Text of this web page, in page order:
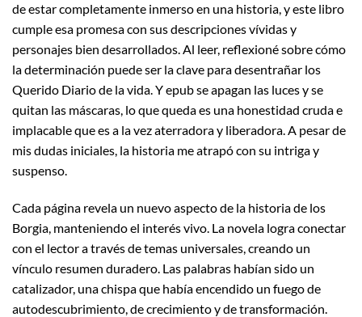
de estar completamente inmerso en una historia, y este libro
cumple esa promesa con sus descripciones vívidas y
personajes bien desarrollados. Al leer, reflexioné sobre cómo
la determinación puede ser la clave para desentrañar los
Querido Diario de la vida. Y epub se apagan las luces y se
quitan las máscaras, lo que queda es una honestidad cruda e
implacable que es a la vez aterradora y liberadora. A pesar de
mis dudas iniciales, la historia me atrapó con su intriga y
suspenso.
Cada página revela un nuevo aspecto de la historia de los
Borgia, manteniendo el interés vivo. La novela logra conectar
con el lector a través de temas universales, creando un
vínculo resumen duradero. Las palabras habían sido un
catalizador, una chispa que había encendido un fuego de
autodescubrimiento, de crecimiento y de transformación.